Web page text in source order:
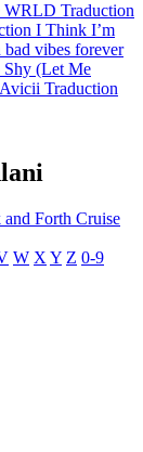
WRLD Traduction
I Think I’m
bad vibes forever
Shy (Let Me
Avicii Traduction
and Forth Cruise
W X Y Z 0-9